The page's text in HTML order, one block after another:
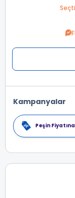
Kampanyalar
Peşin